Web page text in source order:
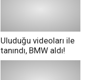
Uluduğu videoları ile
tanındı, BMW aldı!